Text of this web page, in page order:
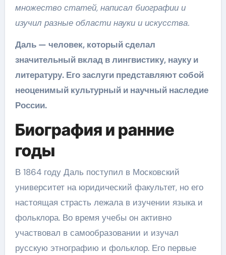
множество статей, написал биографии и
изучил разные области науки и искусства.
Даль — человек, который сделал
значительный вклад в лингвистику, науку и
литературу. Его заслуги представляют собой
неоценимый культурный и научный наследие
России.
Биография и ранние
годы
В 1864 году Даль поступил в Московский
университет на юридический факультет, но его
настоящая страсть лежала в изучении языка и
фольклора. Во время учебы он активно
участвовал в самообразовании и изучал
русскую этнографию и фольклор. Его первые